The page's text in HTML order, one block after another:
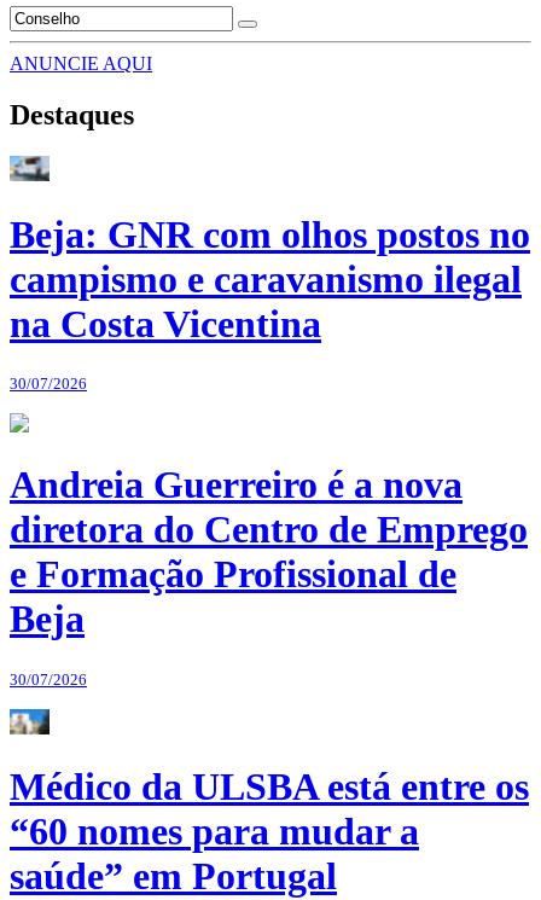
ANUNCIE AQUI
Destaques
Beja: GNR com olhos postos no
campismo e caravanismo ilegal
na Costa Vicentina
30/07/2026
Andreia Guerreiro é a nova
diretora do Centro de Emprego
e Formação Profissional de
Beja
30/07/2026
Médico da ULSBA está entre os
“60 nomes para mudar a
saúde” em Portugal